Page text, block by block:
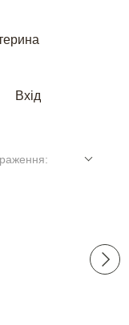
Вхід